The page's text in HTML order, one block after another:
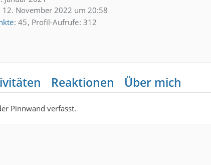
12. November 2022 um 20:58
45 Profil-Aufrufe 312
Reaktionen Über mich
Pinnwand verfasst.